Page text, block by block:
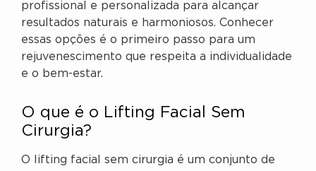
profissional e personalizada para alcançar
resultados naturais e harmoniosos. Conhecer
essas opções é o primeiro passo para um
rejuvenescimento que respeita a individualidade
e o bem-estar.
O que é o Lifting Facial Sem
Cirurgia?
O lifting facial sem cirurgia é um conjunto de